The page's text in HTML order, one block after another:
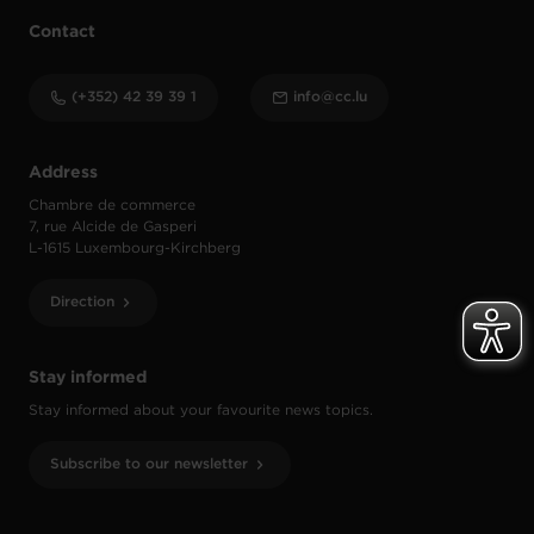
Stay informed
Stay informed about your favourite news topics.
Subscribe to our newsletter
Address
Chambre de commerce
7, rue Alcide de Gasperi
L-1615 Luxembourg-Kirchberg
Direction
Contact
(+352) 42 39 39 1 info@cc.lu